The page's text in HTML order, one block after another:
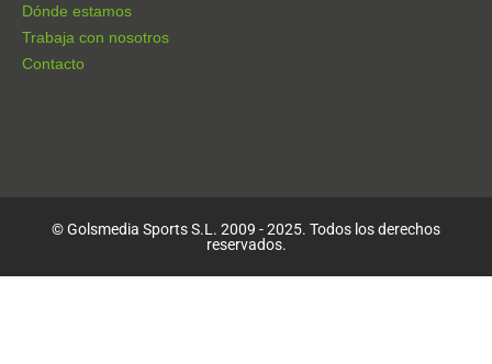
Dónde estamos
Trabaja con nosotros
Contacto
© Golsmedia Sports S.L. 2009 - 2025. Todos los derechos
reservados.